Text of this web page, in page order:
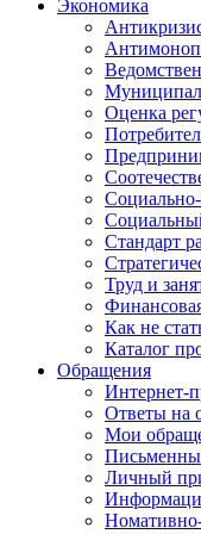
Экономика
Оценка
Социально-
Стандарт
Труд и
Как не
Каталог
Обращения
Интернет-
Ответы на
Мои
Личный